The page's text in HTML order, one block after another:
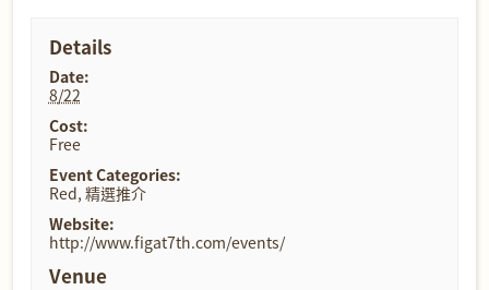
Details
Date:
8/22
Cost:
Free
Event Categories:
Red, 精選推介
Website:
http://www.figat7th.com/events/
Venue